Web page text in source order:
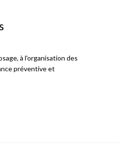
à l'organisation des
préventive et